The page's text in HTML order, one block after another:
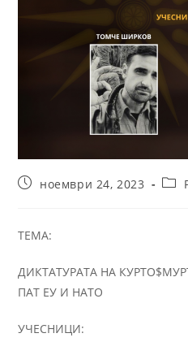
ноември 24, 2023
ТЕМА:
ДИКТАТУРАТА НА
ПАТ ЕУ И НАТО
УЧЕСНИЦИ: